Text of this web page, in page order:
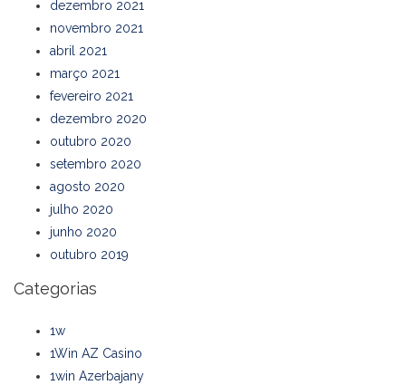
dezembro 2021
novembro 2021
abril 2021
março 2021
fevereiro 2021
dezembro 2020
outubro 2020
setembro 2020
agosto 2020
julho 2020
junho 2020
outubro 2019
Categorias
1w
1Win AZ Casino
1win Azerbajany